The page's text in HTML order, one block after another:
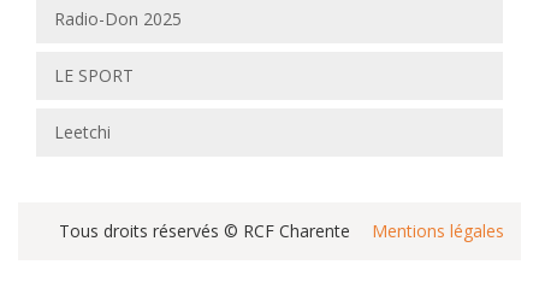
Radio-Don 2025
LE SPORT
Leetchi
Tous droits réservés © RCF Charente Mentions légales